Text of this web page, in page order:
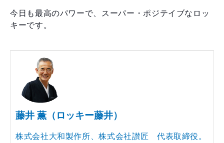
今日も最高のパワーで、スーパー・ポジテイブなロッ
キーです。
藤井 薫（ロッキー藤井）
株式会社大和製作所、株式会社讃匠 代表取締役。